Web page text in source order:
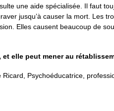
une aide spécialisée. Il faut
jusqu’à causer la mort. Les
Elles causent beaucoup de
et elle peut mener au
Ricard, Psychoéducatrice,